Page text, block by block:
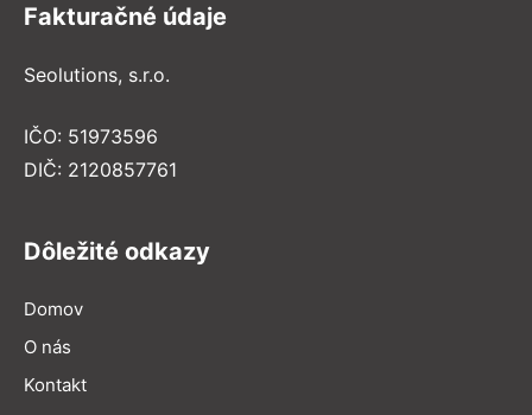
Fakturačné údaje
Seolutions, s.r.o.
IČO: 51973596
DIČ: 2120857761
Dôležité odkazy
Domov
O nás
Kontakt